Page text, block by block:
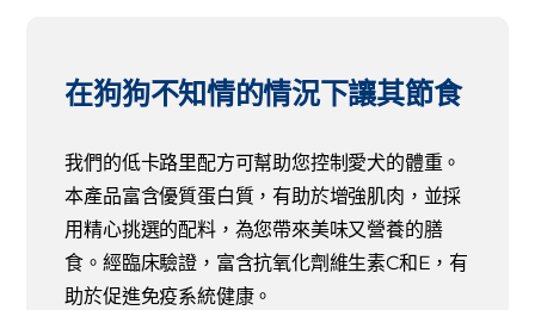
在狗狗不知情的情況下讓其節食
我們的低卡路里配方可幫助您控制愛犬的體重。
本產品富含優質蛋白質，有助於增強肌肉，並採
用精心挑選的配料，為您帶來美味又營養的膳
食。經臨床驗證，富含抗氧化劑維生素C和E，有
助於促進免疫系統健康。